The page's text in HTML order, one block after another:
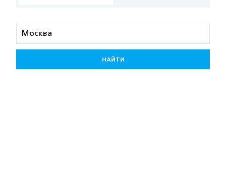
НАЙТИ